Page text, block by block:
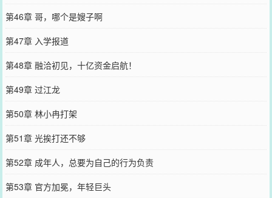
第46章 哥，哪个是嫂子啊
第47章 入学报道
第48章 融洽初见，十亿资金启航！
第49章 过江龙
第50章 林小冉打架
第51章 光挨打还不够
第52章 成年人，总要为自己的行为负责
第53章 官方加冕，年轻巨头